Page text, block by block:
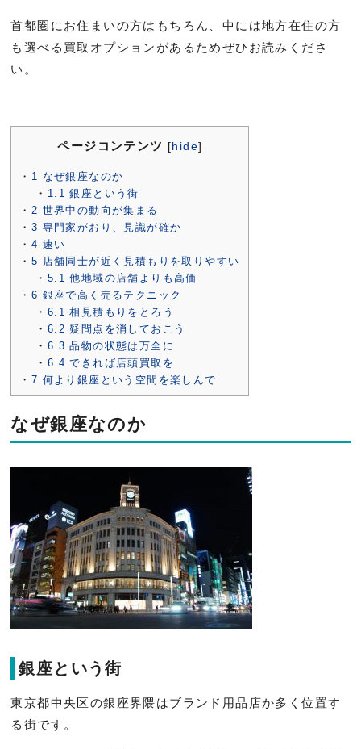
首都圏にお住まいの方はもちろん、中には地方在住の方
も選べる買取オプションがあるためぜひお読みくださ
い。
ページコンテンツ [ hide]
1 なぜ銀座なのか
1.1 銀座という街
2 世界中の動向が集まる
3 専門家がおり、見識が確か
4 速い
5 店舗同士が近く見積もりを取りやすい
5.1 他地域の店舗よりも高価
6 銀座で高く売るテクニック
6.1 相見積もりをとろう
6.2 疑問点を消しておこう
6.3 品物の状態は万全に
6.4 できれば店頭買取を
7 何より銀座という空間を楽しんで
なぜ銀座なのか
銀座という街
東京都中央区の銀座界隈はブランド用品店か多く位置す
る街です。